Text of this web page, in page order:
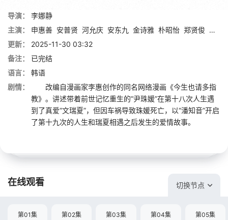
导演：
李娜静
主演：
申惠善 安普贤 河允庆 安东九 金诗雅 朴昭怡 郑贤俊 奇昭
更新：
2025-11-30 03:32
备注：
已完结
语言：
韩语
剧情：
改编自漫画家李惠创作的同名网络漫画《今生也请多指
教》。讲述带着前世记忆重生的“尹珠媛”在第十八次人生遇
到了真爱“文瑞夏”，但因车祸导致珠媛死亡，以“潘知音”开启
了第十九次的人生和瑞夏相遇之后发生的爱情故事。
在线观看 切换节点
第01集 第02集 第03集 第04集 第05集